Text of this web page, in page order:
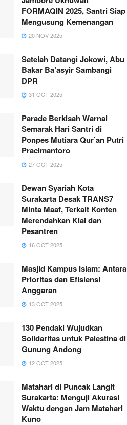
FORMAQIN 2025, Santri Siap
Mengusung Kemenangan
20 NOV 2025
Setelah Datangi Jokowi, Abu
Bakar Ba’asyir Sambangi
DPR
31 OCT 2025
Parade Berkisah Warnai
Semarak Hari Santri di
Ponpes Mutiara Qur’an Putri
Pracimantoro
27 OCT 2025
Dewan Syariah Kota
Surakarta Desak TRANS7
Minta Maaf, Terkait Konten
Merendahkan Kiai dan
Pesantren
16 OCT 2025
Masjid Kampus Islam: Antara
Prioritas dan Efisiensi
Anggaran
13 OCT 2025
130 Pendaki Wujudkan
Solidaritas untuk Palestina di
Gunung Andong
12 OCT 2025
Matahari di Puncak Langit
Surakarta: Menguji Akurasi
Waktu dengan Jam Matahari
Kuno